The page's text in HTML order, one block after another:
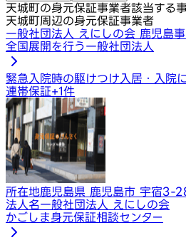
天城町の身元保証事業者該当する
天城町周辺の身元保証事業者
一般社団法人 えにしの会 鹿児島
全国展開を行う一般社団法人
緊急入院時の駆けつけ 入居・入院
連帯保証+1件
所在地鹿児島県 鹿児島市 宇宿3-
法人名一般社団法人 えにしの会
かごしま身元保証相談センター